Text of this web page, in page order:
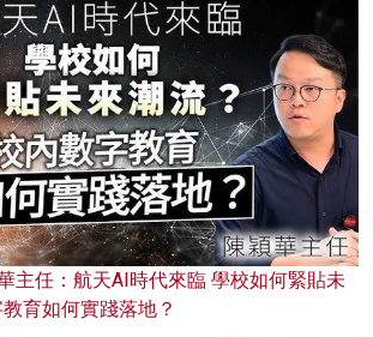
主任：航天AI時代來臨 學校如何緊貼未
育如何實踐落地？